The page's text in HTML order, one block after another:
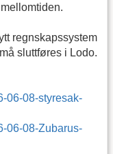
regnskapssystem
sluttføres i Lodo.
06-08-styresak-
06-08-Zubarus-